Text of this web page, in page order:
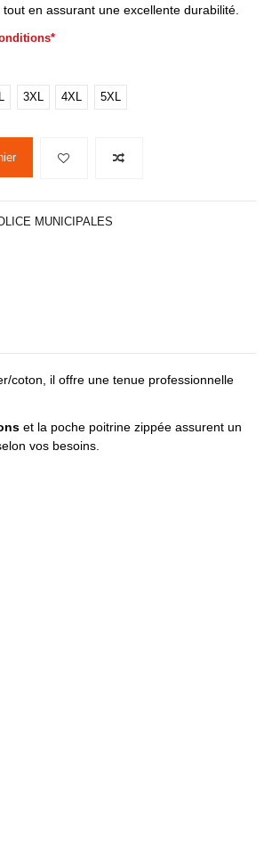
en assurant une excellente durabilité.
3XL 4XL 5XL
MUNICIPALES
coton, il offre une tenue professionnelle
et la poche poitrine zippée assurent un
vos besoins.